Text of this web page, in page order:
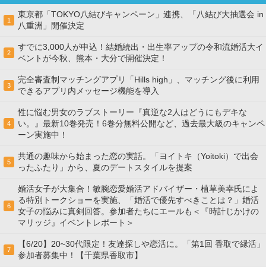
1
東京都「TOKYO八結びキャンペーン」連携、「八結び大抽選会 in
八重洲」開催決定
2
すでに3,000人が申込！結婚続出・出生率アップの令和流婚活大イ
ベントが今秋、熊本・大分で開催決定！
3
完全審査制マッチングアプリ「Hills high」、マッチング後に利用
できるアプリ内メッセージ機能を導入
4
性に悩む男女のラブストーリー『真逆な2人はどうにもデキな
い。』最新10巻発売！6巻分無料公開など、過去最大級のキャンペ
ーン実施中！
5
共通の趣味から始まった恋の実話。「ヨイトキ（Yoitoki）で出会
ったふたり」から、夏のデートスタイルを提案
6
婚活女子が大集合！敏腕恋愛婚活アドバイザー・植草美幸氏によ
る特別トークショーを実施、「婚活で優先すべきことは？」婚活
女子の悩みに真剣回答。参加者たちにエールも＜『時計じかけの
マリッジ』イベントレポート＞
7
【6/20】20~30代限定！友達探しや恋活に。「第1回 香取で縁活」
参加者募集中！【千葉県香取市】